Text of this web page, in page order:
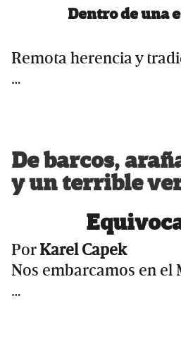
Dentro de una
Remota herencia y
…
De barcos,
y un terrible
PorKarel Capek
Nos embarcamos en el
…